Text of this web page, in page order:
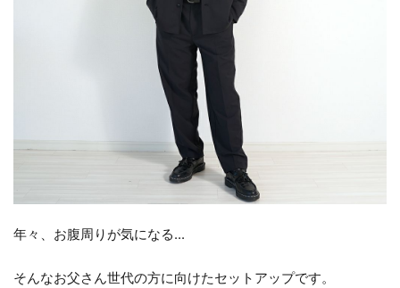
年々、お腹周りが気になる...
そんなお父さん世代の方に向けたセットアップです。